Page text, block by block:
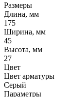
Размеры
Длина, мм
175
Ширина, мм
45
Высота, мм
27
Цвет
Цвет арматуры
Серый
Параметры